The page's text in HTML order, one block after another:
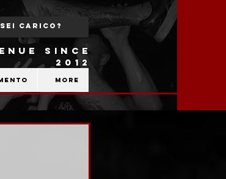
SINCE
2012
More